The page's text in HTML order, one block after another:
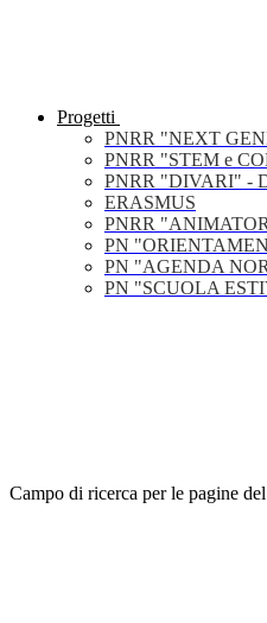
Progetti
PNRR "NEXT
PNRR "STEM e
PNRR "DIVARI" -
ERASMUS
PNRR
PN
PN "AGENDA
PN "SCUOLA
Campo di ricerca per le pagine